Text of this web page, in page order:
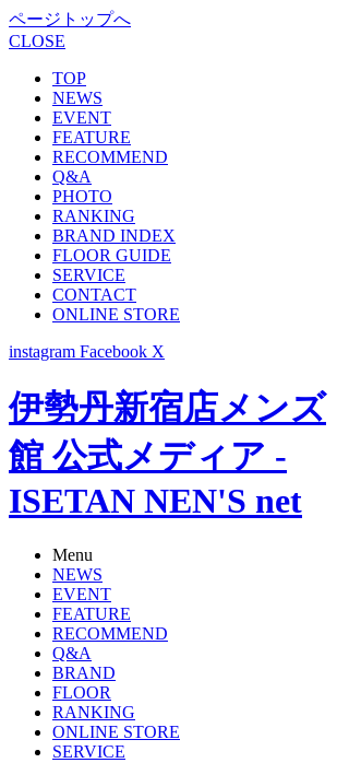
ページトップへ
CLOSE
TOP
NEWS
EVENT
FEATURE
RECOMMEND
Q&A
PHOTO
RANKING
BRAND INDEX
FLOOR GUIDE
SERVICE
CONTACT
ONLINE STORE
instagram Facebook X
伊勢丹新宿店メンズ
館 公式メディア -
ISETAN NEN'S net
Menu
NEWS
EVENT
FEATURE
RECOMMEND
Q&A
BRAND
FLOOR
RANKING
ONLINE STORE
SERVICE